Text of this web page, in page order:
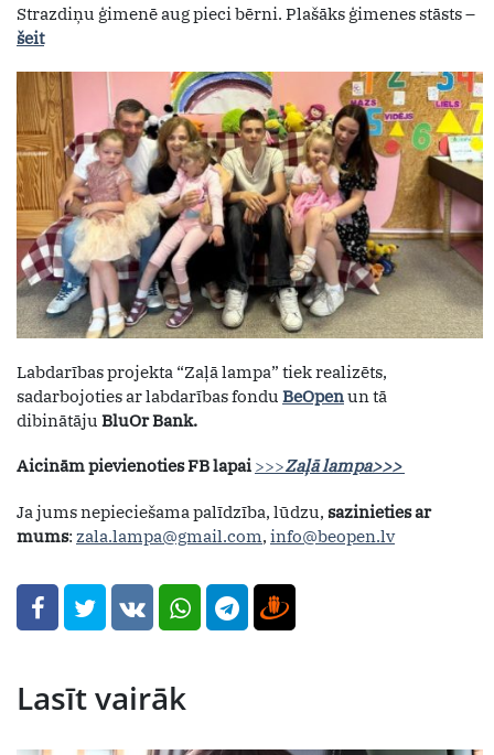
Strazdiņu ģimenē aug pieci bērni. Plašāks ģimenes stāsts –
šeit
Labdarības projekta “Zaļā lampa” tiek realizēts,
sadarbojoties ar labdarības fondu BeOpenun tā
dibinātāju BluOr Bank.
Aicinām pievienoties FB lapai >>>Zaļā lampa>>>
Ja jums nepieciešama palīdzība, lūdzu, sazinieties ar
mums: zala.lampa@gmail.com, info@beopen.lv
Lasīt vairāk